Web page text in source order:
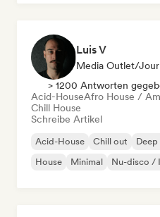
Luis V
Media Outlet/
> 1200 Antworten
Acid-HouseAfro House /
Chill House
Schreibe Artikel
Acid-House Chill out
House
Minimal Nu-disco /